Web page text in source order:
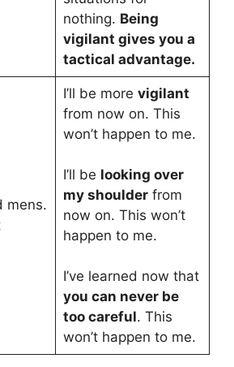
nothing. Being
vigilant gives you a
tactical advantage.
mens.
I’ll be more vigilant
from now on. This
won’t happen to me.
I’ll be looking over
my shoulderfrom
now on. This won’t
happen to me.
I’ve learned now that
you can never be
too careful. This
won’t happen to me.